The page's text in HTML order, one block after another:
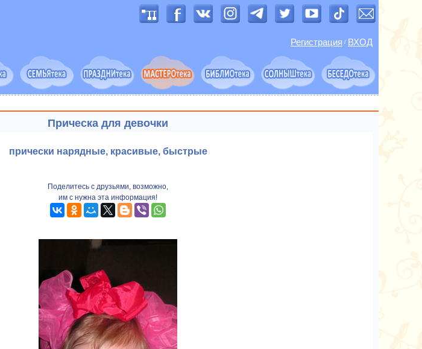
Регистрация / ВХОД
Прическа для девочки
прически нарядные, красивые, быстрые
Поделитесь с друзьями, возможно,
им с нужна эта информация!